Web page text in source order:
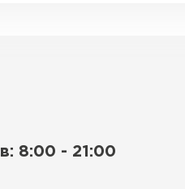
8:00 - 21:00